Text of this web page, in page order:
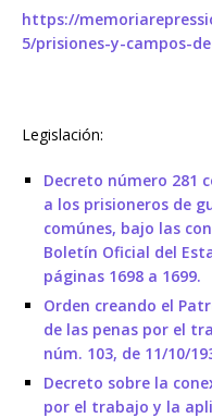
https://
5/prisiones-y-campos-
Legislación:
Decreto número 281
a los prisioneros de
comúnes, bajo las
Boletín Oficial del
páginas 1698 a 1699.
Orden creando el
de las penas por el
núm. 103, de 11/10/
Decreto sobre la
por el trabajo y la